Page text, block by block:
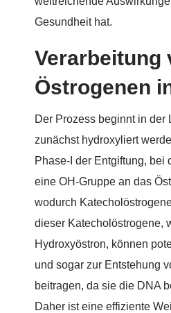
Gesundheit hat.
Verarbeitung
Östrogenen
Der Prozess beginnt in der
zunächst hydroxyliert
Phase-I der Entgiftung, bei
eine OH-Gruppe an das
wodurch
dieser Katecholöstrogene,
Hydroxyöstron, können
und sogar zur Entstehung
beitragen, da sie die DNA
Daher ist eine effiziente